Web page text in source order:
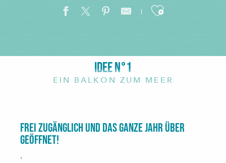
Ajouter aux
IDEE N°1
EIN BALKON ZUM MEER
Frei zugänglich und das ganze Jahr über
geöffnet!
.